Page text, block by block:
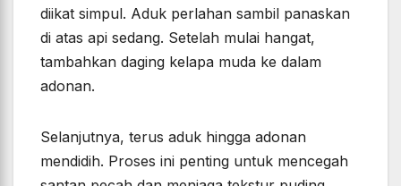
diikat simpul. Aduk perlahan sambil panaskan
di atas api sedang. Setelah mulai hangat,
tambahkan daging kelapa muda ke dalam
adonan.
Selanjutnya, terus aduk hingga adonan
mendidih. Proses ini penting untuk mencegah